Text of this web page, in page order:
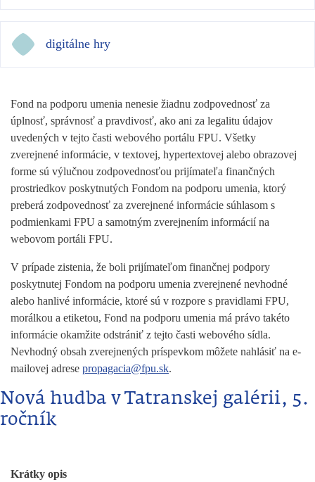
digitálne hry
Fond na podporu umenia nenesie žiadnu zodpovednosť za
úplnosť, správnosť a pravdivosť, ako ani za legalitu údajov
uvedených v tejto časti webového portálu FPU. Všetky
zverejnené informácie, v textovej, hypertextovej alebo obrazovej
forme sú výlučnou zodpovednosťou prijímateľa finančných
prostriedkov poskytnutých Fondom na podporu umenia, ktorý
preberá zodpovednosť za zverejnené informácie súhlasom s
podmienkami FPU a samotným zverejnením informácií na
webovom portáli FPU.
V prípade zistenia, že boli prijímateľom finančnej podpory
poskytnutej Fondom na podporu umenia zverejnené nevhodné
alebo hanlivé informácie, ktoré sú v rozpore s pravidlami FPU,
morálkou a etiketou, Fond na podporu umenia má právo takéto
informácie okamžite odstrániť z tejto časti webového sídla.
Nevhodný obsah zverejnených príspevkom môžete nahlásiť na e-
mailovej adrese propagacia@fpu.sk.
Nová hudba v Tatranskej galérii, 5.
ročník
Krátky opis